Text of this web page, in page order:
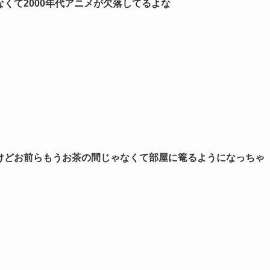
て2000年代アニメが欠落してるよな
お前らもうお茶の間じゃなくて部屋に篭るようになっちゃ